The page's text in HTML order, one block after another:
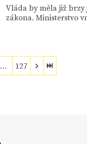
Vláda by měla již
zákona. Ministerstvo
… 127